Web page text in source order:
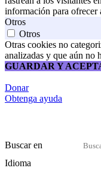
información para ofrecer
Otros
Otros
Otras cookies no
analizadas y que aún no
GUARDAR Y
Donar
Obtenga ayuda
Buscar en
Idioma